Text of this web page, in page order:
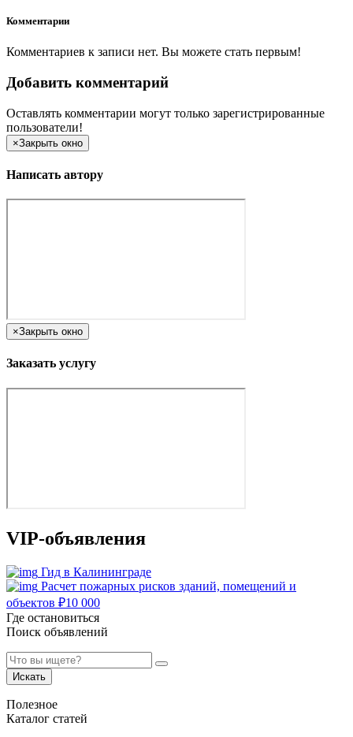
Комментарии
Комментариев к записи нет. Вы можете стать первым!
Добавить комментарий
Оставлять комментарии могут только зарегистрированные
пользователи!
×Закрыть окно
Написать автору
×Закрыть окно
Заказать услугу
VIP-объявления
Гид в Калининграде
Расчет пожарных рисков зданий, помещений и
объектов ₽10 000
Где остановиться
Поиск объявлений
Искать
Полезное
Каталог статей